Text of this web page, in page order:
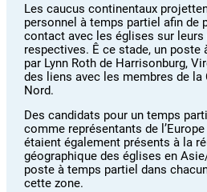
Les caucus continentaux
personnel à temps partiel afin de
contact avec les églises sur
respectives. Ê ce stade, un
par Lynn Roth de Harrisonburg,
des liens avec les membres de la
Nord.
Des candidats pour un temps
comme représentants de
étaient également présents à la
géographique des églises en
poste à temps partiel dans
cette zone.